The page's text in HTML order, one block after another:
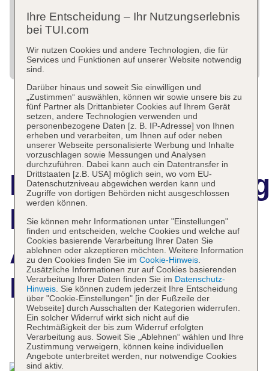
Days Inn Los
Angeles - South
Bay - LAX Hotel
Das bietet Ihre Unterkunft
Ihre Entscheidung – Ihr Nutzungserlebnis
bei TUI.com
Wir nutzen Cookies und andere Technologien, die für
Services und Funktionen auf unserer Website notwendig
sind.
Darüber hinaus und soweit Sie einwilligen und
„Zustimmen“ auswählen, können wir sowie unsere bis zu
fünf Partner als Drittanbieter Cookies auf Ihrem Gerät
setzen, andere Technologien verwenden und
personenbezogene Daten [z. B. IP-Adresse] von Ihnen
erheben und verarbeiten, um Ihnen auf oder neben
unserer Webseite personalisierte Werbung und Inhalte
vorzuschlagen sowie Messungen und Analysen
durchzuführen. Dabei kann auch ein Datentransfer in
Drittstaaten [z.B. USA] möglich sein, wo vom EU-
Datenschutzniveau abgewichen werden kann und
Zugriffe von dortigen Behörden nicht ausgeschlossen
werden können.
Sie können mehr Informationen unter "Einstellungen"
finden und entscheiden, welche Cookies und welche auf
Cookies basierende Verarbeitung Ihrer Daten Sie
ablehnen oder akzeptieren möchten. Weitere Information
zu den Cookies finden Sie im Cookie-Hinweis.
Zusätzliche Informationen zur auf Cookies basierenden
Verarbeitung Ihrer Daten finden Sie im Datenschutz-
Hinweis. Sie können zudem jederzeit Ihre Entscheidung
über "Cookie-Einstellungen" [in der Fußzeile der
Webseite] durch Ausschalten der Kategorien widerrufen.
Ein solcher Widerruf wirkt sich nicht auf die
Rechtmäßigkeit der bis zum Widerruf erfolgten
Verarbeitung aus. Soweit Sie „Ablehnen“ wählen und Ihre
Zustimmung verweigern, können keine individuellen
Angebote unterbreitet werden, nur notwendige Cookies
sind aktiv.